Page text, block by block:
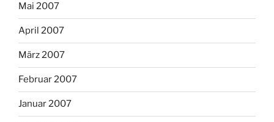
Mai 2007
April 2007
März 2007
Februar 2007
Januar 2007